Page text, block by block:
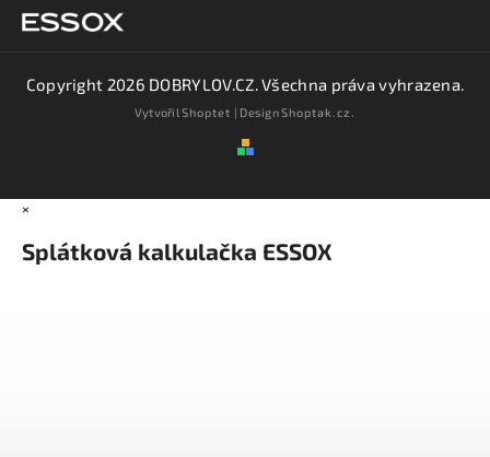
Copyright 2026 DOBRYLOV.CZ. Všechna práva vyhrazena.
VytvořilShoptet | DesignShoptak.cz.
×
Splátková kalkulačka ESSOX